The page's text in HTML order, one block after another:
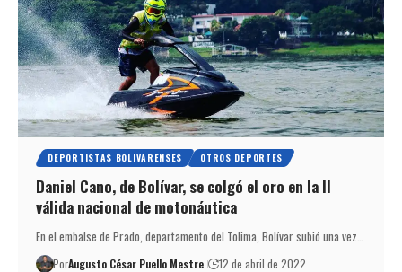
DEPORTISTAS BOLIVARENSES OTROS DEPORTES
Daniel Cano, de Bolívar, se colgó el oro en la II
válida nacional de motonáutica
En el embalse de Prado, departamento del Tolima, Bolívar subió una vez…
PorAugusto César Puello Mestre 12 de abril de 2022